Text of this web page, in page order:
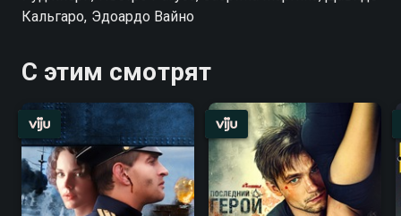
Кальгаро, Эдоардо Вайно
С этим смотрят